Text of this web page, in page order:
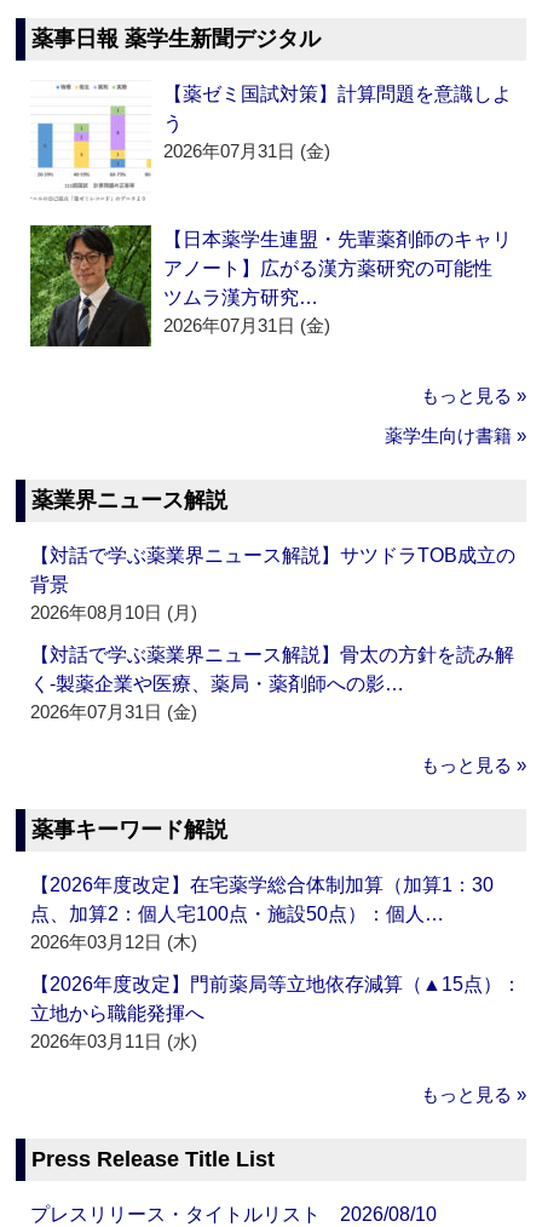
薬事日報 薬学生新聞デジタル
【薬ゼミ国試対策】計算問題を意識しよ
う
2026年07月31日 (金)
【日本薬学生連盟・先輩薬剤師のキャリ
アノート】広がる漢方薬研究の可能性
ツムラ漢方研究…
2026年07月31日 (金)
もっと見る »
薬学生向け書籍 »
薬業界ニュース解説
【対話で学ぶ薬業界ニュース解説】サツドラTOB成立の
背景
2026年08月10日 (月)
【対話で学ぶ薬業界ニュース解説】骨太の方針を読み解
く‐製薬企業や医療、薬局・薬剤師への影…
2026年07月31日 (金)
もっと見る »
薬事キーワード解説
【2026年度改定】在宅薬学総合体制加算（加算1：30
点、加算2：個人宅100点・施設50点）：個人…
2026年03月12日 (木)
【2026年度改定】門前薬局等立地依存減算（▲15点）：
立地から職能発揮へ
2026年03月11日 (水)
もっと見る »
Press Release Title List
プレスリリース・タイトルリスト 2026/08/10